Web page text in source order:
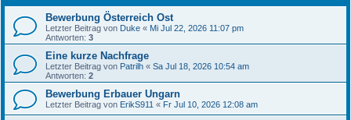
Bewerbung Österreich Ost
Letzter Beitrag von Duke « Mi Jul 22, 2026 11:07 pm
Antworten: 3
Eine kurze Nachfrage
Letzter Beitrag von Patrilh « Sa Jul 18, 2026 10:54 am
Antworten: 2
Bewerbung Erbauer Ungarn
Letzter Beitrag von ErikS911 « Fr Jul 10, 2026 12:08 am